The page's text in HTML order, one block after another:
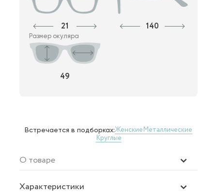
21 140
Размер окуляра
49
Встречается в подборках:ЖенскиеМеталлические
Круглые
О товаре
Характеристики